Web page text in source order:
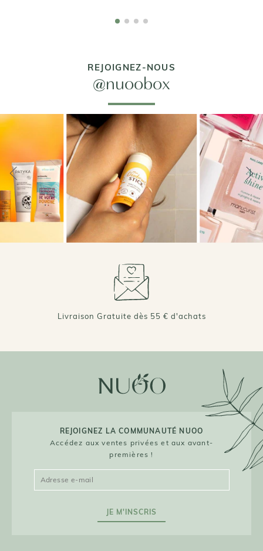
REJOIGNEZ-NOUS
@nuoobox
Livraison Gratuite dès 55 € d'achats
REJOIGNEZ LA COMMUNAUTÉ NUOO
Accédez aux ventes privées et aux avant-
premières !
JE M'INSCRIS